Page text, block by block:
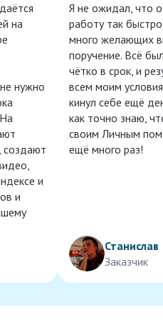
на
нужно
создают
и
и
Я не ожидал, что
работу так
много желающих
поручение. Всё
чётко в срок, и
всем моим
кинул себе ещё
как точно знаю,
своим Личным
ещё много раз!
Станислав
Заказчик